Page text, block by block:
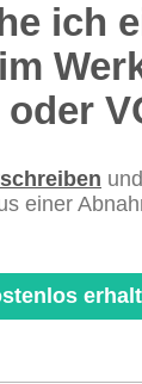
ich
einer